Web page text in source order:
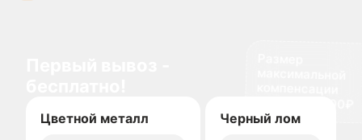
Цветной металл Черный лом